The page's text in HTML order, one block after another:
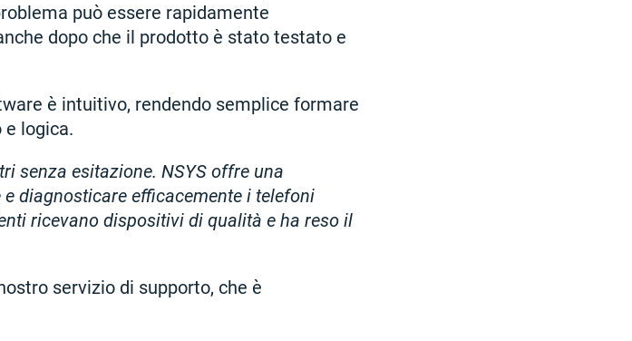
può essere rapidamente
dopo che il prodotto è stato testato e
è intuitivo, rendendo semplice formare
e logica.
senza esitazione. NSYS offre una
diagnosticare efficacemente i telefoni
ricevano dispositivi di qualità e ha reso il
servizio di supporto, che è